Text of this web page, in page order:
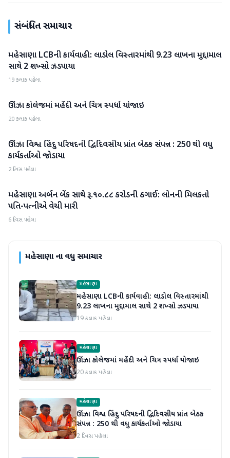
સંબંધિત સમાચાર
મહેસાણા
મહેસાણા LCBની કાર્યવાહી: લાડોલ વિસ્તારમાંથી 9.23 લાખના મુદ્દામાલ
સાથે 2 શખ્સો ઝડપાયા
19 કલાક પહેલા
મહેસાણા
ઊંઝા કોલેજમાં મહેંદી અને ચિત્ર સ્પર્ધા યોજાઇ
20 કલાક પહેલા
મહેસાણા
ઊંઝા વિશ્વ હિંદુ પરિષદની દ્વિદિવસીય પ્રાંત બેઠક સંપન્ન : 250 થી વધુ
કાર્યકર્તાઓ જોડાયા
2 દિવસ પહેલા
મહેસાણા
મહેસાણા અર્બન બેંક સાથે રૂ.૧૦.૮૮ કરોડની ઠગાઈ: લોનની મિલકતો
પતિ-પત્નીએ વેચી મારી
6 દિવસ પહેલા
મહેસાણાના વધુ સમાચાર
મહેસાણા
મહેસાણા LCBની કાર્યવાહી: લાડોલ વિસ્તારમાંથી
9.23 લાખના મુદ્દામાલ સાથે 2 શખ્સો ઝડપાયા
19 કલાક પહેલા
મહેસાણા
ઊંઝા કોલેજમાં મહેંદી અને ચિત્ર સ્પર્ધા યોજાઇ
20 કલાક પહેલા
મહેસાણા
ઊંઝા વિશ્વ હિંદુ પરિષદની દ્વિદિવસીય પ્રાંત બેઠક
સંપન્ન : 250 થી વધુ કાર્યકર્તાઓ જોડાયા
2 દિવસ પહેલા